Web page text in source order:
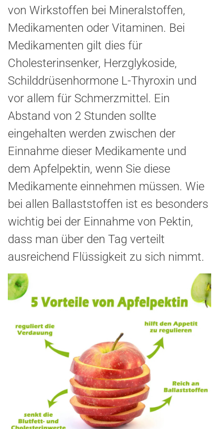
von Wirkstoffen bei Mineralstoffen,
Medikamenten oder Vitaminen. Bei
Medikamenten gilt dies für
Cholesterinsenker, Herzglykoside,
Schilddrüsenhormone L-Thyroxin und
vor allem für Schmerzmittel. Ein
Abstand von 2 Stunden sollte
eingehalten werden zwischen der
Einnahme dieser Medikamente und
dem Apfelpektin, wenn Sie diese
Medikamente einnehmen müssen. Wie
bei allen Ballaststoffen ist es besonders
wichtig bei der Einnahme von Pektin,
dass man über den Tag verteilt
ausreichend Flüssigkeit zu sich nimmt.